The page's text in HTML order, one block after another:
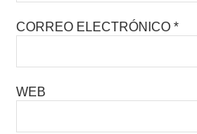
CORREO ELECTRÓNICO *
WEB